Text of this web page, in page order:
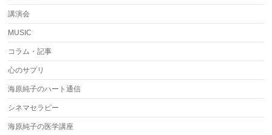
講演会
MUSIC
コラム・記事
心のサプリ
海原純子のハート通信
シネマセラピー
海原純子の医学講座